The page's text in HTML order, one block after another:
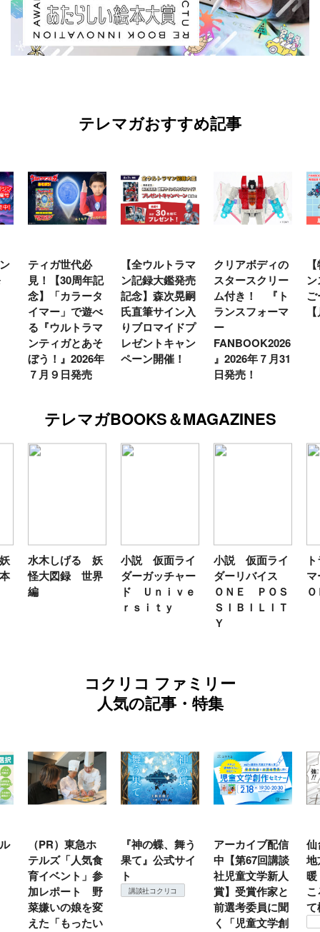
テレマガおすすめ記事
ティガ世代必
見！【30周年記
念】「カラータ
イマー」で遊べ
る『ウルトラマ
ンティガとあそ
ぼう！』2026年
７月９日発売
【全ウルトラマ
ン記録大鑑発売
記念】森次晃嗣
氏直筆サイン入
りブロマイドプ
レゼントキャン
ペーン開催！
クリアボディの
スタースクリー
ム付き！ 『ト
ランスフォーマ
ー
FANBOOK2026
』2026年７月31
日発売！
テレマガBOOKS＆MAGAZINES
水木しげる 妖
怪大図録 世界
編
小説 仮面ライ
ダーガッチャー
ド Ｕｎｉｖｅ
ｒｓｉｔｙ
小説 仮面ライ
ダーリバイス
ＯＮＥ ＰＯＳ
ＳＩＢＩＬＩＴ
Ｙ
コクリコ ファミリー
人気の記事・特集
（PR）東急ホ
テルズ「人気食
育イベント」参
加レポート 野
菜嫌いの娘を変
えた「もったい
『神の蝶、舞う
果て』公式サイ
ト
講談社コクリコ
アーカイブ配信
中【第67回講談
社児童文学新人
賞】受賞作家と
前選考委員に聞
く「児童文学創
仙
地
て